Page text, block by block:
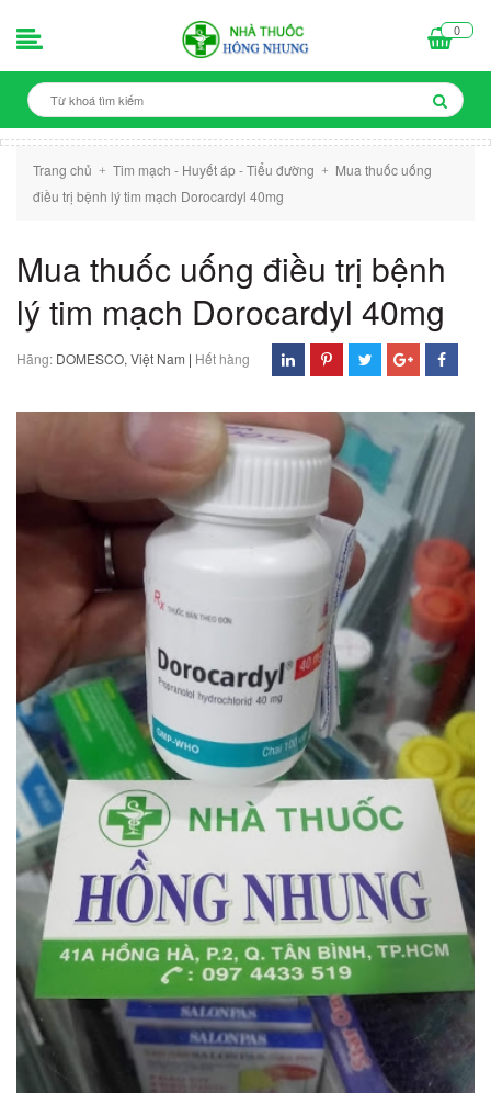
0
Trang chủ + Tim mạch - Huyết áp - Tiểu đường +
Mua thuốc uống
điều trị bệnh lý tim mạch Dorocardyl 40mg
Mua thuốc uống điều trị bệnh
lý tim mạch Dorocardyl 40mg
Hãng: DOMESCO, Việt Nam | Hết hàng